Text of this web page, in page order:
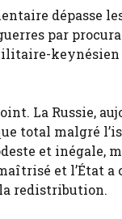
dépasse
par
La Russie,
total malgré
et inégale,
et l’État a
redistribution.